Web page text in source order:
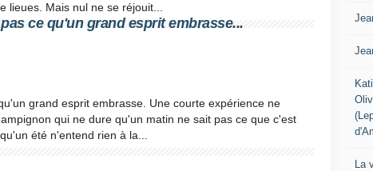
lieues. Mais nul ne se réjouit...
ce qu'un grand esprit embrasse...
grand esprit embrasse. Une courte expérience ne
qui ne dure qu'un matin ne sait pas ce que c'est
été n'entend rien à la...
La